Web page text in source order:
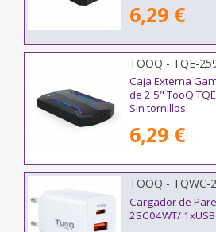
6,29 €
TOOQ - TQE-
Caja Externa
de 2.5" TooQ
Sin tornillos
6,29 €
TOOQ - TQWC-
Cargador de
2SC04WT/